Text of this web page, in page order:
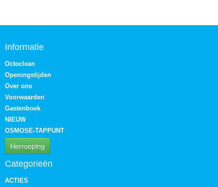
Informatie
Octoclean
Openingstijden
Over ons
Voorwaarden
Gastenboek
NIEUW
OSMOSE-TAPPUNT
Herroeping
Categorieën
ACTIES